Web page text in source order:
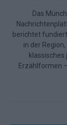
Das
berichtet
in der
Erzählformen